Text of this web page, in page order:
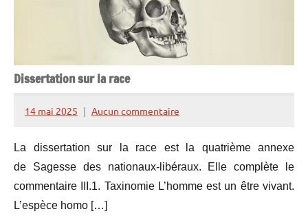
Dissertation sur la race
14 mai 2025
Henry
Lesquen
Aucun commentaire
La dissertation sur la race est la quatrième annexe
de Sagesse des nationaux-libéraux. Elle complète le
commentaire III.1. Taxinomie L’homme est un être vivant.
L’espèce homo […]